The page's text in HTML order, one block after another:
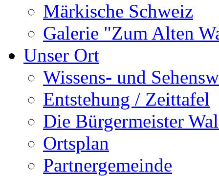
Märkische Schweiz
Galerie "Zum Alten
Unser Ort
Wissens- und
Entstehung / Zeittafel
Die Bürgermeister
Ortsplan
Partnergemeinde